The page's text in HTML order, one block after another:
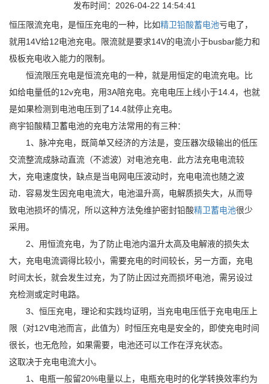
发布时间：2026-04-22 14:54:41
恒压限流充电，是恒压充电的一种，比如精卫铅酸蓄电池亏电了，
就用14V给12电池充电。限流就是要求14V的电流小于busbar能力和
极板充电收入能力的限制。
恒流限压充电是恒流充电的一种，就是用恒定的电流充电。比
如给电量低的12v充电，用3A陪充电。充电电压上线小于14.4，也就
是如果检测到电池电压到了14.4就停止充电。
商宇铅酸精卫蓄电池的充电方法常用的有三种：
1、脉冲充电，既简单又经济的方法是，变压器次级输出的低压
交流整流成脉动直流（不滤波）对电池充电．此方法充电电流较
大，充电速度快，缺点是当电网电压波动时，充电电流也随之波
动．容易发生因充电电流大，电池温升高，电解质损失大，从而导
致电池损坏的情况，所以这种方法免维护密封铅酸精卫蓄电池很少
采用。
2、用恒流充电，为了防止电池内温升太高及电解液的损失太
大，充电电流调得比较小，需要充电的时间较长，另一方面，充电
时间太长，就会发生过充，为了防止因过充而损坏电池，需另设过
充检测或定时电路。
3、恒压充电，理论和实践均证明，当充电电压低于充电电压上
限（对12V电池而言，此值为）时恒压充电是安全的，即使充电时间
很长，也无危险，如果需要，电池还可以工作在浮充状态。
这取决于充电电流大小。
1、电瓶一般留20%电量以上，电瓶充电时的化学转换效率约为